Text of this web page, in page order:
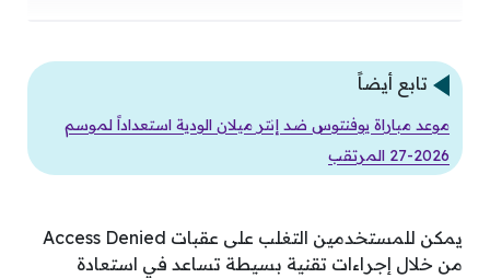
تابع أيضاً
موعد مباراة يوفنتوس ضد إنتر ميلان الودية استعداداً لموسم
2026-27 المرتقب
يمكن للمستخدمين التغلب على عقبات Access Denied
من خلال إجراءات تقنية بسيطة تساعد في استعادة